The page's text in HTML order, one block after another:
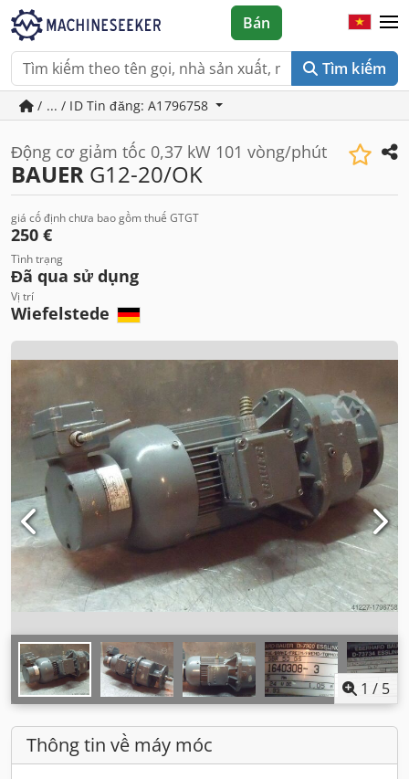
Tìm kiếm
Bán
/ ... / ID Tin đăng: A1796758
Động cơ giảm tốc 0,37 kW 101 vòng/phút
BAUER G12-20/OK
giá cố định chưa bao gồm thuế GTGT
250 €
Tình trạng
Đã qua sử dụng
Vị trí
Wiefelstede
1 / 5
Thông tin về máy móc